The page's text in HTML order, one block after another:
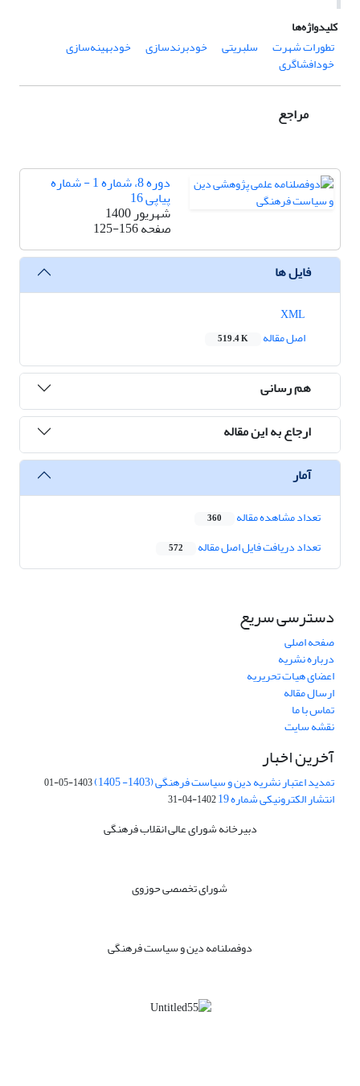
کلیدواژه‌ها
تطورات شهرت
سلبریتی خودبرندسازی خودبهینه‌سازی
خودافشاگری
مراجع
دوره 8، شماره 1 - شماره
پیاپی 16
شهریور 1400
صفحه125-156
فایل ها
اصل مقاله
519.4 K
هم رسانی
ارجاع به این مقاله
آمار
تعداد مشاهده مقاله 360
تعداد دریافت فایل اصل مقاله 572
دسترسی سریع
صفحه اصلی
درباره نشریه
اعضای هیات تحریریه
ارسال مقاله
تماس با ما
نقشه سایت
آخرین اخبار
تمدید اعتبار نشریه دین و سیاست فرهنگی (1403- 1405) 1403-05-01
انتشار الکترونیکی شماره 19 1402-04-31
دبیرخانه شورای عالی انقلاب فرهنگی
شورای تخصصی حوزوی
دوفصلنامه دین و سیاست فرهنگی